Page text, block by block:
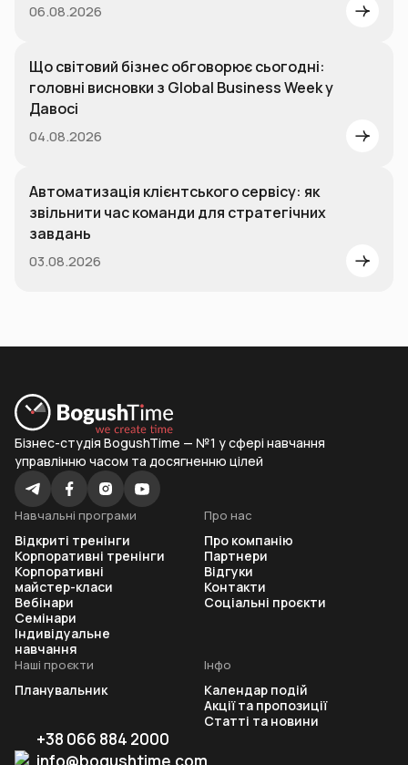
06.08.2026
Що світовий бізнес обговорює сьогодні:
головні висновки з Global Business Week у
Давосі
04.08.2026
Автоматизація клієнтського сервісу: як
звільнити час команди для стратегічних
завдань
03.08.2026
Бізнес-студія BogushTime — №1 у сфері навчання
управлінню часом та досягненню цілей
Навчальні програми
Відкриті тренінги
Корпоративні тренінги
Корпоративні
майстер-класи
Вебінари
Семінари
Індивідуальне
навчання
Наші проєкти
Планувальник
Інфо
Календар подій
Акції та пропозиції
Статті та новини
Про нас
Про компанію
Партнери
Відгуки
Контакти
Соціальні проєкти
+38 066 884 2000